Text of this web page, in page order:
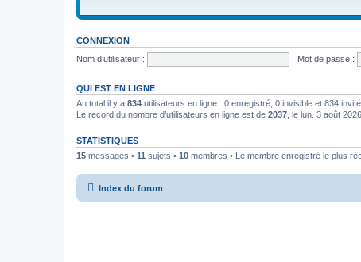
CONNEXION
Nom d’utilisateur :
Mot de passe :
QUI EST EN LIGNE
Au total il y a 834 utilisateurs en ligne : 0 enregistré, 0 invisible et 834
Le record du nombre d’utilisateurs en ligne est de 2037 , le lun. 3 août
STATISTIQUES
15 messages • 11 sujets • 10 membres • Le membre enregistré le plus
Index du forum